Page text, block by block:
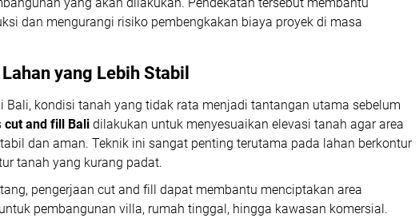
dan mengurangi risiko pembengkakan biaya proyek di masa
yang Lebih Stabil
Bali, kondisi tanah yang tidak rata menjadi tantangan utama sebelum
cut and fill Bali dilakukan untuk menyesuaikan elevasi tanah agar area
dan aman. Teknik ini sangat penting terutama pada lahan berkontur
tanah yang kurang padat.
pengerjaan cut and fill dapat membantu menciptakan area
pembangunan villa, rumah tinggal, hingga kawasan komersial.